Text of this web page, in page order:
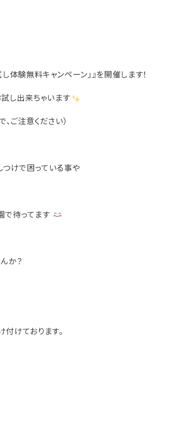
体験無料キャンペーン」』を開催します！
し出来ちゃいます
ご注意ください）
つけで困っている事や
で待ってます
か？
けております。